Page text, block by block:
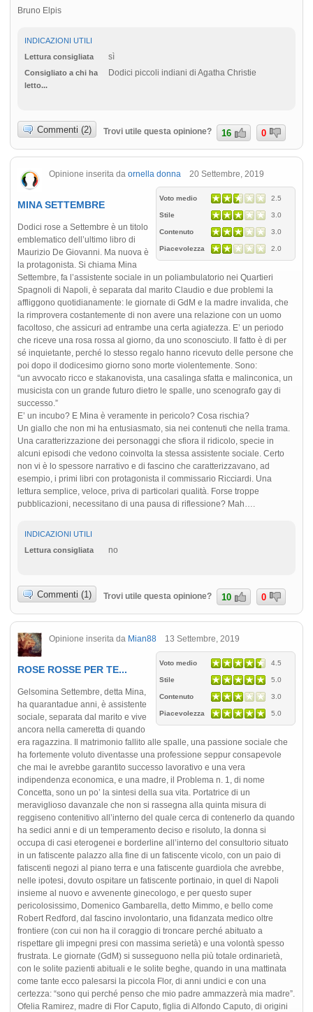
Bruno Elpis
INDICAZIONI UTILI
Lettura consigliata
sì
Consigliato a chi ha
letto...
Dodici piccoli indiani di Agatha Christie
Commenti (2) Trovi utile questa opinione? 16 0
Opinione inserita da ornella donna 20 Settembre, 2019
Voto medio 2.5
Stile 3.0
Contenuto 3.0
Piacevolezza 2.0
MINA SETTEMBRE
Dodici rose a Settembre è un titolo
emblematico dell’ultimo libro di
Maurizio De Giovanni. Ma nuova è
la protagonista. Si chiama Mina
Settembre, fa l’assistente sociale in un poliambulatorio nei Quartieri
Spagnoli di Napoli, è separata dal marito Claudio e due problemi la
affliggono quotidianamente: le giornate di GdM e la madre invalida, che
la rimprovera costantemente di non avere una relazione con un uomo
facoltoso, che assicuri ad entrambe una certa agiatezza. E’ un periodo
che riceve una rosa rossa al giorno, da uno sconosciuto. Il fatto è di per
sé inquietante, perché lo stesso regalo hanno ricevuto delle persone che
poi dopo il dodicesimo giorno sono morte violentemente. Sono:
“un avvocato ricco e stakanovista, una casalinga sfatta e malinconica, un
musicista con un grande futuro dietro le spalle, uno scenografo gay di
successo.”
E’ un incubo? E Mina è veramente in pericolo? Cosa rischia?
Un giallo che non mi ha entusiasmato, sia nei contenuti che nella trama.
Una caratterizzazione dei personaggi che sfiora il ridicolo, specie in
alcuni episodi che vedono coinvolta la stessa assistente sociale. Certo
non vi è lo spessore narrativo e di fascino che caratterizzavano, ad
esempio, i primi libri con protagonista il commissario Ricciardi. Una
lettura semplice, veloce, priva di particolari qualità. Forse troppe
pubblicazioni, necessitano di una pausa di riflessione? Mah….
INDICAZIONI UTILI
Lettura consigliata
no
Commenti (1) Trovi utile questa opinione? 10 0
Opinione inserita da Mian88 13 Settembre, 2019
Voto medio 4.5
Stile 5.0
Contenuto 3.0
Piacevolezza 5.0
ROSE ROSSE PER TE...
Gelsomina Settembre, detta Mina,
ha quarantadue anni, è assistente
sociale, separata dal marito e vive
ancora nella cameretta di quando
era ragazzina. Il matrimonio fallito alle spalle, una passione sociale che
ha fortemente voluto diventasse una professione seppur consapevole
che mai le avrebbe garantito successo lavorativo e una vera
indipendenza economica, e una madre, il Problema n. 1, di nome
Concetta, sono un po’ la sintesi della sua vita. Portatrice di un
meraviglioso davanzale che non si rassegna alla quinta misura di
reggiseno contenitivo all’interno del quale cerca di contenerlo da quando
ha sedici anni e di un temperamento deciso e risoluto, la donna si
occupa di casi eterogenei e borderline all’interno del consultorio situato
in un fatiscente palazzo alla fine di un fatiscente vicolo, con un paio di
fatiscenti negozi al piano terra e una fatiscente guardiola che avrebbe,
nelle ipotesi, dovuto ospitare un fatiscente portinaio, in quel di Napoli
insieme al nuovo e avvenente ginecologo, e per questo super
pericolosissimo, Domenico Gambarella, detto Mimmo, e bello come
Robert Redford, dal fascino involontario, una fidanzata medico oltre
frontiere (con cui non ha il coraggio di troncare perché abituato a
rispettare gli impegni presi con massima serietà) e una volontà spesso
frustrata. Le giornate (GdM) si susseguono nella più totale ordinarietà,
con le solite pazienti abituali e le solite beghe, quando in una mattinata
come tante ecco palesarsi la piccola Flor, di anni undici e con una
certezza: “sono qui perché penso che mio padre ammazzerà mia madre”.
Ofelia Ramirez, madre di Flor Caputo, figlia di Alfondo Caputo, di origini